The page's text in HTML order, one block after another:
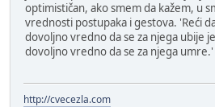
optimističan, ako smem da kažem, u
vrednosti postupaka i gestova. 'Reći
dovoljno vredno da se za njega ubije
dovoljno vredno da se za njega umre.'
http://cvecezla.com